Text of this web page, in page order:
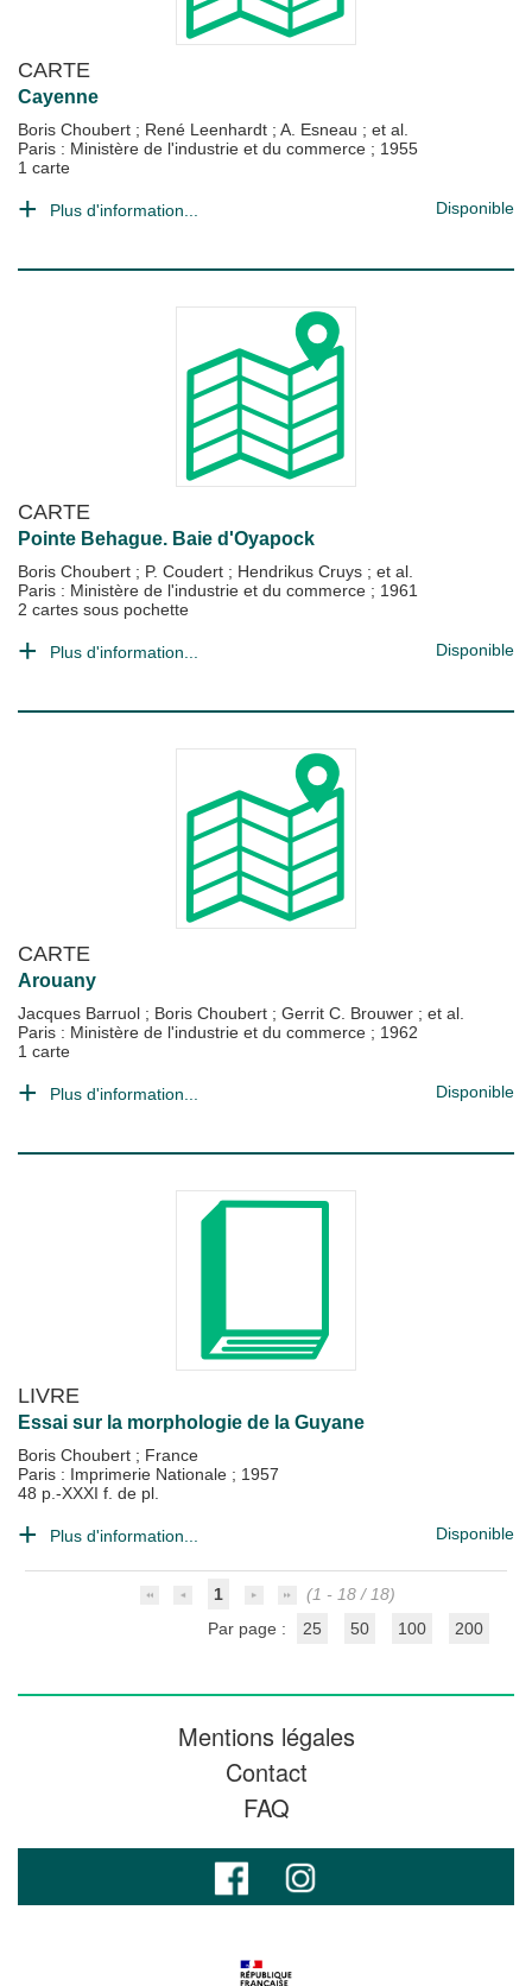
CARTE
Cayenne
Boris Choubert ; René Leenhardt ; A. Esneau ; et al.
Paris : Ministère de l'industrie et du commerce ; 1955
1 carte
Plus d'information... Disponible
CARTE
Pointe Behague. Baie d'Oyapock
Boris Choubert ; P. Coudert ; Hendrikus Cruys ; et al.
Paris : Ministère de l'industrie et du commerce ; 1961
2 cartes sous pochette
Plus d'information... Disponible
CARTE
Arouany
Jacques Barruol ; Boris Choubert ; Gerrit C. Brouwer ; et al.
Paris : Ministère de l'industrie et du commerce ; 1962
1 carte
Plus d'information... Disponible
LIVRE
Essai sur la morphologie de la Guyane
Boris Choubert ; France
Paris : Imprimerie Nationale ; 1957
48 p.-XXXI f. de pl.
Plus d'information... Disponible
1
(1 - 18 / 18)
Par page :
25 50 100 200
Mentions légales
Contact
FAQ